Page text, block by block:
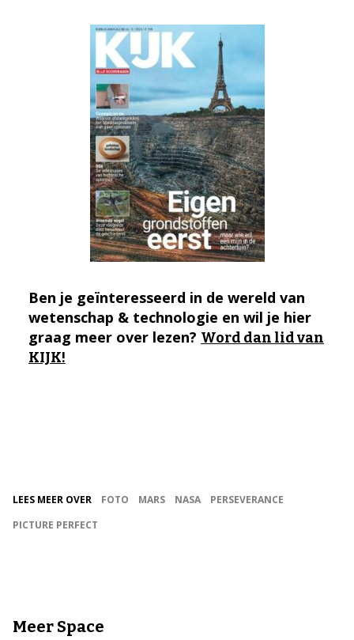
Ben je geïnteresseerd in de wereld van
wetenschap & technologie en wil je hier
graag meer over lezen? Word dan lid van
KIJK!
LEES MEER OVER FOTO MARS NASA
PERSEVERANCE
PICTURE PERFECT
Meer Space